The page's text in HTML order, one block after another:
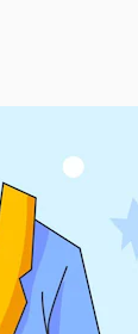
você direcionar
de 1 milhão de
empresas,